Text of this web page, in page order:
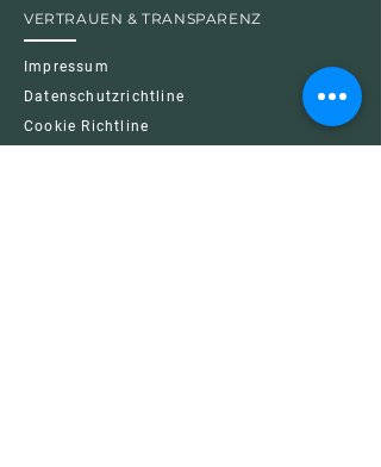
VERTRAUEN & TRANSPARENZ
Impressum
Datenschutzrichtline
Cookie Richtline